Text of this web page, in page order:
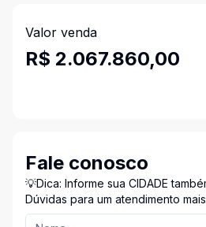
Valor venda
R$ 2.067.860,00
Fale conosco
💡Dica: Informe sua CIDADE
Dúvidas para um atendimento